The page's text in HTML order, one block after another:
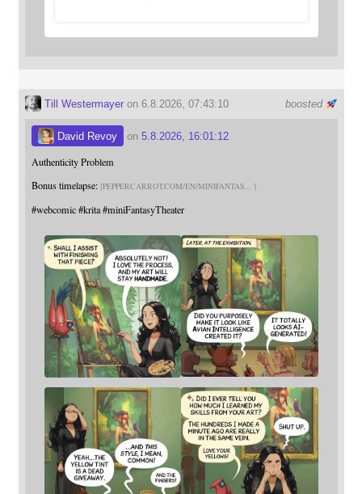
boosted
Till Westermayeron 6.8.2026, 07:43:10
David Revoy on 5.8.2026, 16:01:12
Authenticity Problem
Bonus timelapse: PEPPERCARROT.COM/EN/MINIFANTAS
#webcomic #krita #miniFantasyTheater